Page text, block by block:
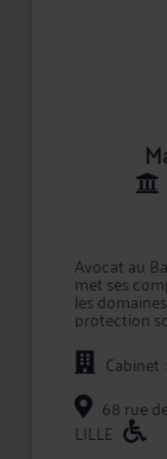
Avocat au
met ses
les
protection
de la
Le champ
prestations
juridiques,
procédure,
démarches
Cabinet
68 rue
LILLE